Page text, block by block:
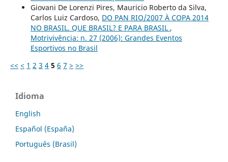
Giovani De Lorenzi Pires, Mauricio Roberto da Silva,
Carlos Luiz Cardoso, DO PAN RIO/2007 À COPA 2014
NO BRASIL. QUE BRASIL? E PARA BRASIL ,
Motrivivência: n. 27 (2006): Grandes Eventos
Esportivos no Brasil
<< < 1 2 3 4 5 6 7 > >>
Idioma
English
Español (España)
Português (Brasil)